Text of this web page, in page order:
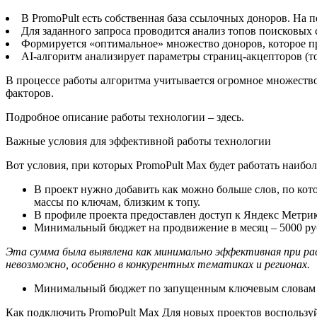
В PromoPult есть собственная база ссылочных доноров. На
Для заданного запроса проводится анализ топов
Формируется «оптимальное» множество доноров, которое
AI-алгоритм анализирует параметры страниц-акцепторов
В процессе работы алгоритма учитывается огромное
факторов.
Подробное описание работы технологии – здесь.
Важные условия для эффективной работы технологии
Вот условия, при которых PromoPult Max будет работать
В проект нужно добавить как можно больше слов, по
массы по ключам, близким к топу.
В профиле проекта предоставлен доступ к Яндекс
Минимальный бюджет на продвижение в месяц – 5000
Эта сумма была выявлена как минимально эффективная при
невозможно, особенно в конкурентных тематиках и регионах.
Минимальный бюджет по запущенным ключевым словам
Как подключить PromoPult Max Для новых проектов